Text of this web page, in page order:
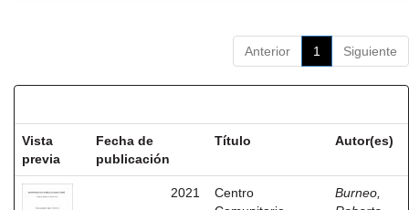
Anterior 1 Siguiente
Vista
previa
Fecha de
publicación
Título Autor(es)
2021
Centro
Burneo,